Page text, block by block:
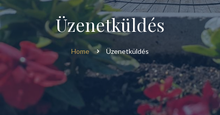
Üzenetküldés
Home Üzenetküldés